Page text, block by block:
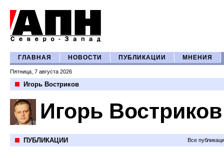
ГЛАВНАЯ НОВОСТИ ПУБЛИКАЦИИ МНЕНИЯ
Пятница, 7 августа 2026
Игорь Востриков
Игорь Востриков
ПУБЛИКАЦИИ Все